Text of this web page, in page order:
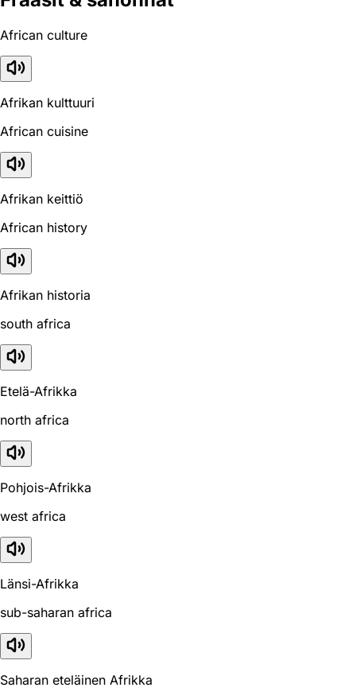
African culture
Afrikan kulttuuri
African cuisine
Afrikan keittiö
African history
Afrikan historia
south africa
Etelä-Afrikka
north africa
Pohjois-Afrikka
west africa
Länsi-Afrikka
sub-saharan africa
Saharan eteläinen Afrikka